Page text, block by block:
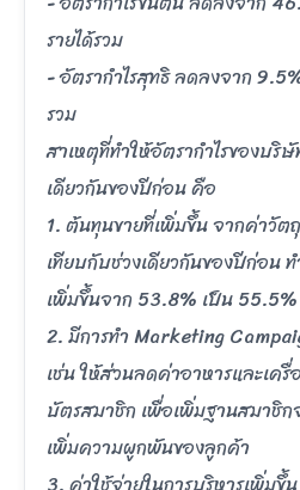
รายได้รวม
- อัตรากำไรสุทธิ ลดลงจาก
รวม
สาเหตุที่ทำให้อัตรากำไรของบริ
เดียวกันของปีก่อน คือ
1. ต้นทุนขายที่เพิ่มขึ้น จากค่าวั
เทียบกับช่วงเดียวกันของปีก่อน
เพิ่มขึ้นจาก 53.8% เป็น 55.5%
2. มีการทำ Marketing
เช่น ให้ส่วนลดค่าอาหารและเค
บัตรสมาชิก เพื่อเพิ่มฐานสมาชิ
เพิ่มความผูกพันของลูกค้า